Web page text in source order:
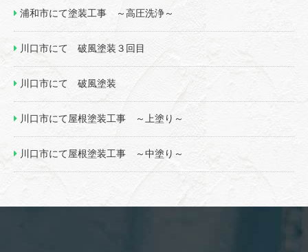
浦和市にて塗装工事 ～高圧洗浄～
川口市にて 破風塗装３回目
川口市にて 破風塗装
川口市にて屋根塗装工事 ～上塗り～
川口市にて屋根塗装工事 ～中塗り～